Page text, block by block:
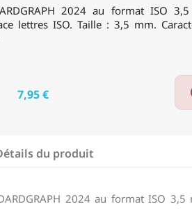
2024 au format ISO
lettres ISO. Taille : 3,5 mm.
7,95 €
du produit
2024 au format ISO